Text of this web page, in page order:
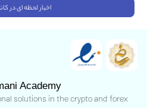
اخبار لحظه ای در
Academy
solutions in the crypto and forex